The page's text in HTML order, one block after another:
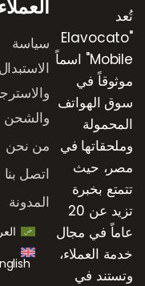
تُعد
"Elavocato
Mobile" اسماً
موثوقاً في
سوق الهواتف
المحمولة
وملحقاتها في
مصر، حيث
تتمتع بخبرة
تزيد عن 20
عاماً في مجال
خدمة العملاء،
وتستند في
العملاء
سياسة
الاستبدال
والشحن
من نحن
اتصل بنا
المدونة